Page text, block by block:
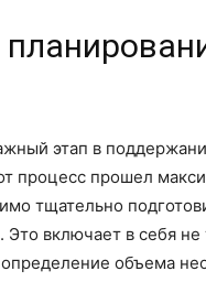
этап в
процесс прошел
тщательно
Это включает в себя
объема